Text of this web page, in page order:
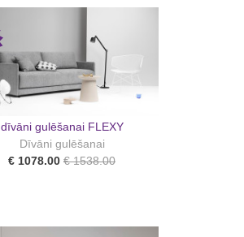
dīvāni gulēšanai FLEXY
Dīvāni gulēšanai
€ 1078.00 € 1538.00